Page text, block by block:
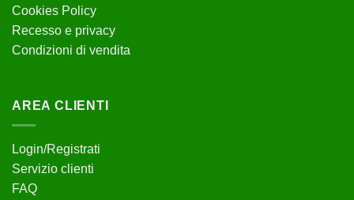
Cookies Policy
Recesso e privacy
Condizioni di vendita
AREA CLIENTI
Login/Registrati
Servizio clienti
FAQ